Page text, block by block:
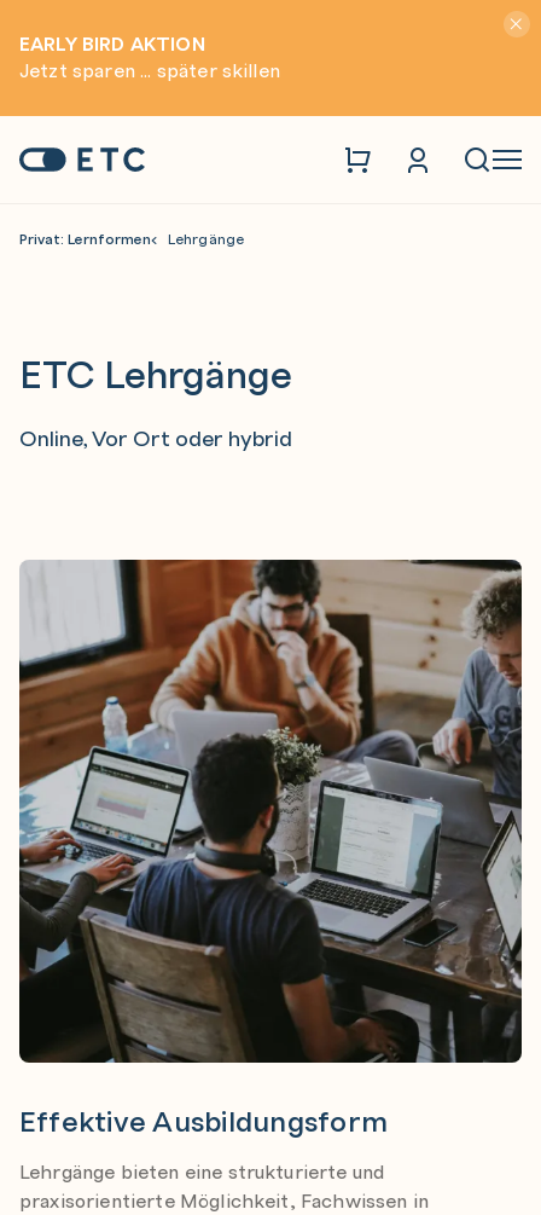
EARLY BIRD AKTION
Jetzt sparen ... später skillen
Startseite: ETC
Privat: Lernformen Lehrgänge
ETC Lehrgänge
Online, Vor Ort oder hybrid
Effektive Ausbildungsform
Lehrgänge bieten eine strukturierte und
praxisorientierte Möglichkeit, Fachwissen in